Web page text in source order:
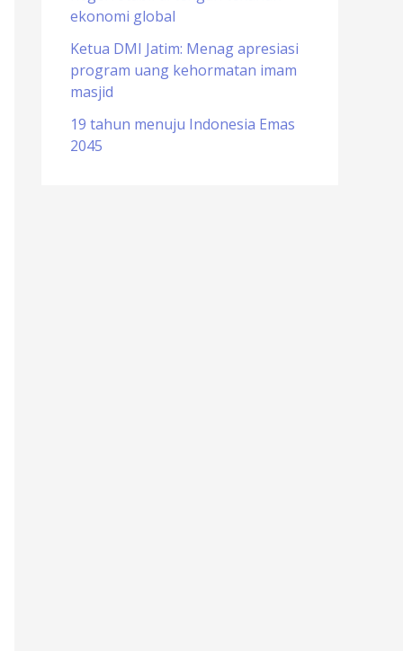
ekonomi global
Ketua DMI Jatim: Menag apresiasi
program uang kehormatan imam
masjid
19 tahun menuju Indonesia Emas
2045